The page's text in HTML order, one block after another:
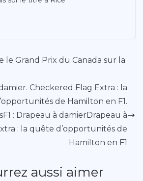
le Grand Prix du Canada sur la
Checkered Flag Extra : la
de Hamilton en F1.
: Drapeau à damierDrapeau à
: la quête d’opportunités de
Hamilton en F1
aussi aimer